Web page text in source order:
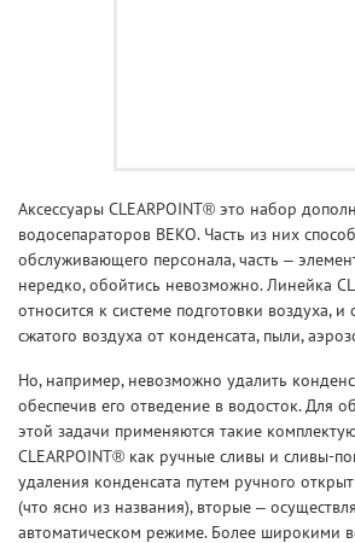
Аксессуары CLEARPOINT® это набор
водосепараторов BEKO. Часть из них
обслуживающего персонала, часть –
нередко, обойтись невозможно. Линейка
относится к системе подготовки воздуха, и
сжатого воздуха от конденсата, пыли,
Но, например, невозможно удалить
обеспечив его отведение в водосток. Для
этой задачи применяются такие
CLEARPOINT® как ручные сливы и сливы-
удаления конденсата путем ручного
(что ясно из названия), вторые –
автоматическом режиме. Более широкими